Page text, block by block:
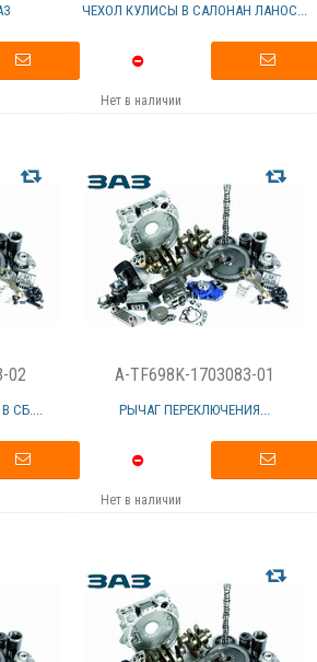
ЧЕХОЛ КУЛИСЫ В САЛОНАН ЛАНОС...
Нет в наличии
02
СБ....
A-TF698K-1703083-01
РЫЧАГ ПЕРЕКЛЮЧЕНИЯ...
Нет в наличии